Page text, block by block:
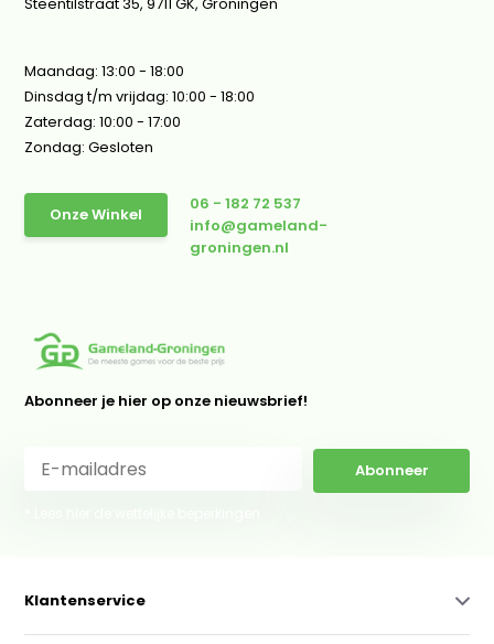
Maandag: 13:00 - 18:00
Dinsdag t/m vrijdag: 10:00 - 18:00
Zaterdag: 10:00 - 17:00
Zondag: Gesloten
Onze Winkel
06 - 182 72 537
info@gameland-
groningen.nl
Abonneer je hier op onze nieuwsbrief!
Abonneer
Klantenservice